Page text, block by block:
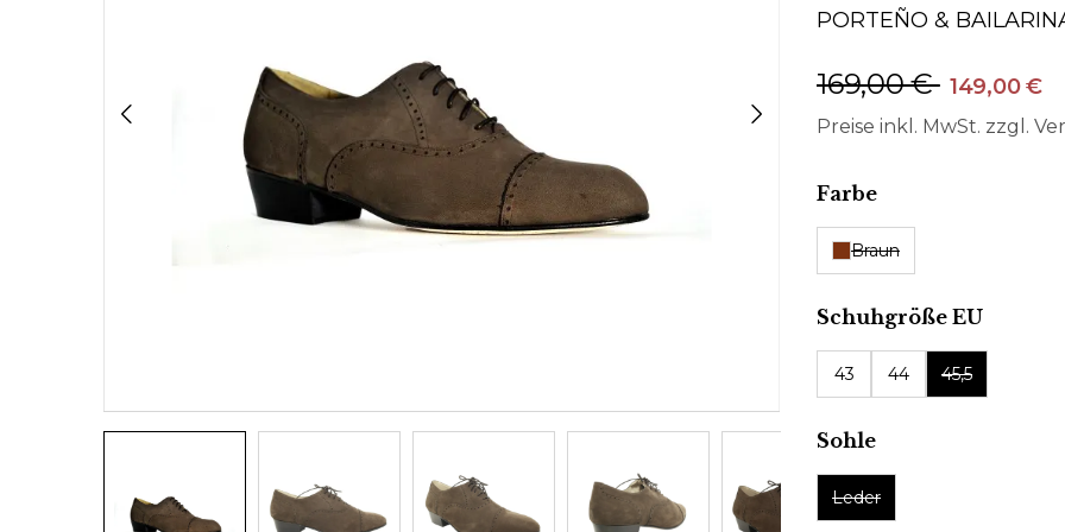
PORTEÑO &
169,00 € 149,00 €
Preise inkl. MwSt. zzgl.
Farbeauswählen
Braun
Schuhgröße EU
43 44 45,5
Sohleauswählen
Leder